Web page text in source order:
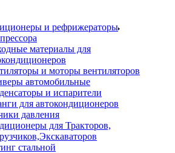
и рефрижераторы
материалы для
и моторы вентиляторов
автомобильные
и испарители
для автокондиционеров
давления
для Тракторов,
стальной